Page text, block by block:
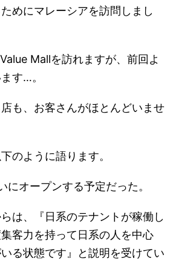
めにマレーシアを訪問しまし
Mallを訪れますが、前回よ
す…。
も、お客さんがほとんどいませ
のように語ります。
にオープンする予定だった。
は、『日系のテナントが稼働し
客力を持って日系の人を中心
る状態です』と説明を受けてい